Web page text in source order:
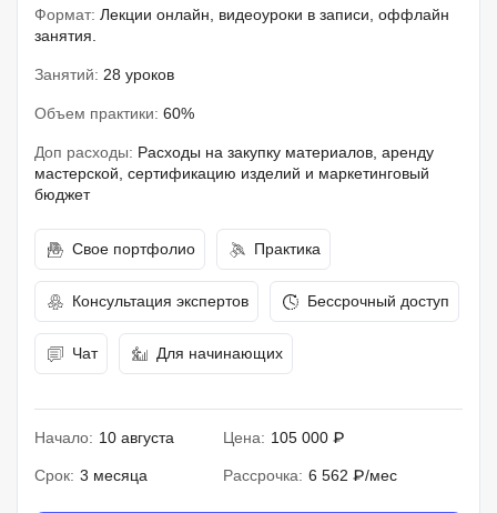
Формат: Лекции онлайн, видеоуроки в записи, оффлайн
занятия.
Занятий: 28 уроков
Объем практики: 60%
Доп расходы: Расходы на закупку материалов, аренду
мастерской, сертификацию изделий и маркетинговый
бюджет
Свое портфолио Практика
Консультация экспертов Бессрочный доступ
Чат Для начинающих
Начало: 10 августа Цена: 105 000 ₽
Срок: 3 месяца Рассрочка: 6 562 ₽/мес